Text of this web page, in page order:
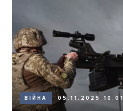
ВІЙНА 05.11.2025 10:01